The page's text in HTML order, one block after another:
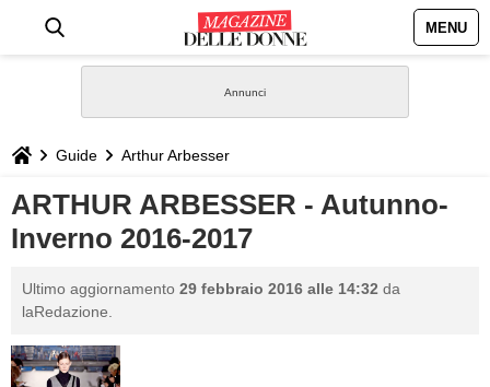
MENU
STILE
BIOGRAFIE
DEFINIZIONI
GASTRONOMIA
Guide Arthur Arbesser
ARTHUR ARBESSER - Autunno-
Inverno 2016-2017
Ultimo aggiornamento 29 febbraio 2016 alle 14:32 da
laRedazione.